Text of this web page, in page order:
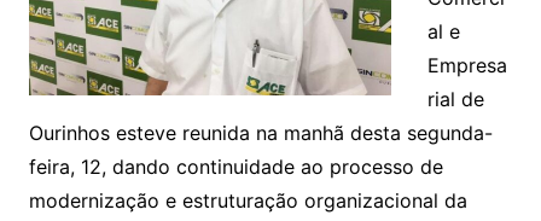
al e
Empresa
rial de
Ourinhos esteve reunida na manhã desta segunda-
feira, 12, dando continuidade ao processo de
modernização e estruturação organizacional da